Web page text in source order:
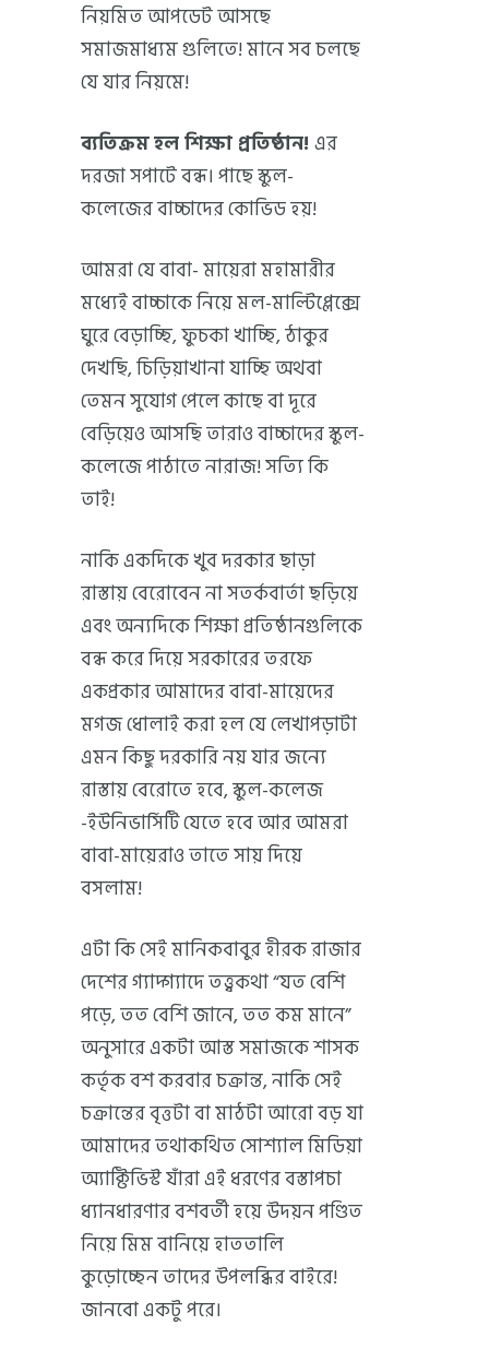
নিয়মিত আপডেট আসছে
সমাজমাধ্যম গুলিতে! মানে সব চলছে
যে যার নিয়মে!
ব্যতিক্রম হল শিক্ষা প্রতিষ্ঠান! এর
দরজা সপাটে বন্ধ। পাছে স্কুল-
কলেজের বাচ্চাদের কোভিড হয়!
আমরা যে বাবা- মায়েরা মহামারীর
মধ্যেই বাচ্চাকে নিয়ে মল-মাল্টিপ্লেক্সে
ঘুরে বেড়াচ্ছি, ফুচকা খাচ্ছি, ঠাকুর
দেখছি, চিড়িয়াখানা যাচ্ছি অথবা
তেমন সুযোগ পেলে কাছে বা দূরে
বেড়িয়েও আসছি তারাও বাচ্চাদের স্কুল-
কলেজে পাঠাতে নারাজ! সত্যি কি
তাই!
নাকি একদিকে খুব দরকার ছাড়া
রাস্তায় বেরোবেন না সতর্কবার্তা ছড়িয়ে
এবং অন্যদিকে শিক্ষা প্রতিষ্ঠানগুলিকে
বন্ধ করে দিয়ে সরকারের তরফে
একপ্রকার আমাদের বাবা-মায়েদের
মগজ ধোলাই করা হল যে লেখাপড়াটা
এমন কিছু দরকারি নয় যার জন্যে
রাস্তায় বেরোতে হবে, স্কুল-কলেজ
-ইউনিভার্সিটি যেতে হবে আর আমরা
বাবা-মায়েরাও তাতে সায় দিয়ে
বসলাম!
এটা কি সেই মানিকবাবুর হীরক রাজার
দেশের গ্যাদ্গ্যাদে তত্ত্বকথা “যত বেশি
পড়ে, তত বেশি জানে, তত কম মানে”
অনুসারে একটা আস্ত সমাজকে শাসক
কর্তৃক বশ করবার চক্রান্ত, নাকি সেই
চক্রান্তের বৃত্তটা বা মাঠটা আরো বড় যা
আমাদের তথাকথিত সোশ্যাল মিডিয়া
অ্যাক্টিভিস্ট যাঁরা এই ধরণের বস্তাপচা
ধ্যানধারণার বশবর্তী হয়ে উদয়ন পণ্ডিত
নিয়ে মিম বানিয়ে হাততালি
কুড়োচ্ছেন তাদের উপলব্ধির বাইরে!
জানবো একটু পরে।